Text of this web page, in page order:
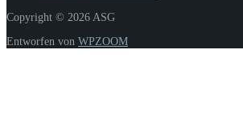
Copyright © 2026 ASG
Entworfen von WPZOOM